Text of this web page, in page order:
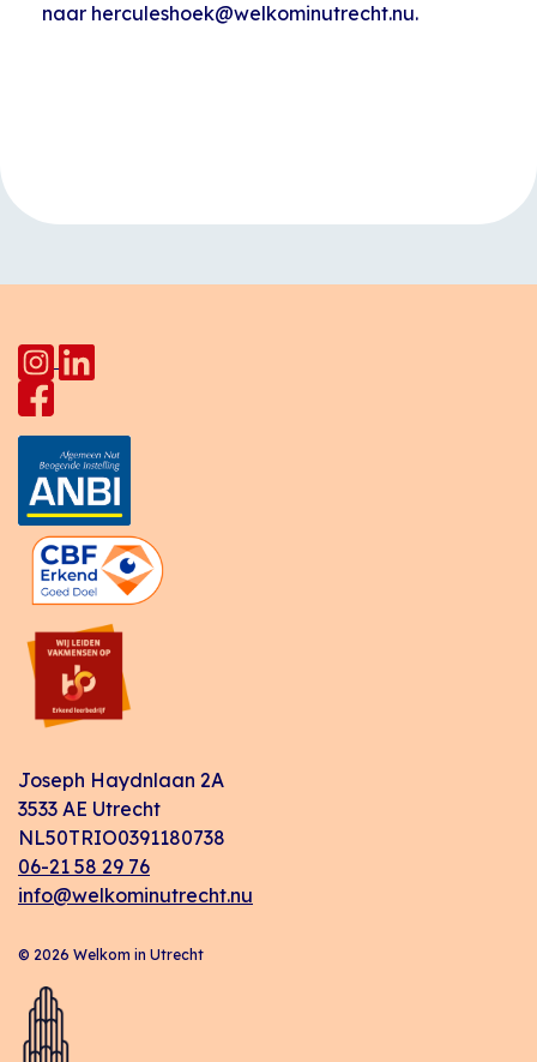
naar herculeshoek@welkominutrecht.nu.
Joseph Haydnlaan 2A
3533 AE Utrecht
NL50TRIO0391180738
06-21 58 29 76
info@welkominutrecht.nu
© 2026 Welkom in Utrecht